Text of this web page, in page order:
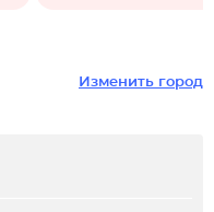
Изменить город